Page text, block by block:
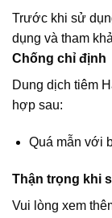
Trước khi sử
dụng và tham
Chống chỉ định
Dung dịch tiêm
hợp sau:
Quá mẫn với
Thận trọng khi
Vui lòng xem